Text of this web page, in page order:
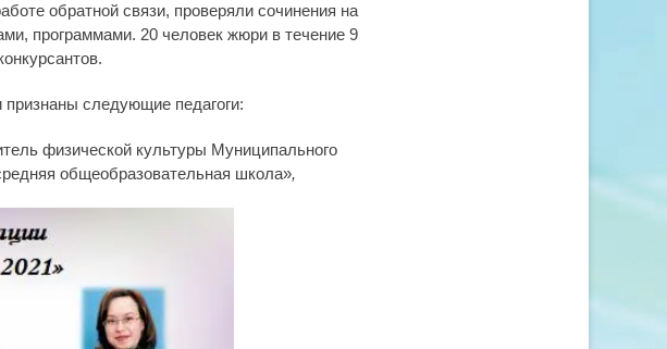
обратной связи, проверяли сочинения на
программами. 20 человек жюри в течение 9
следующие педагоги:
физической культуры Муниципального
общеобразовательная школа»,